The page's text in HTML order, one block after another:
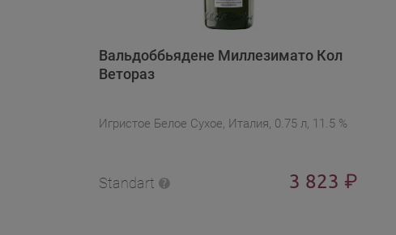
Вальдоббьядене Миллезимато Кол
Ветораз
Игристое Белое Сухое, Италия, 0.75 л, 11.5 %
Standart 3 823 ₽